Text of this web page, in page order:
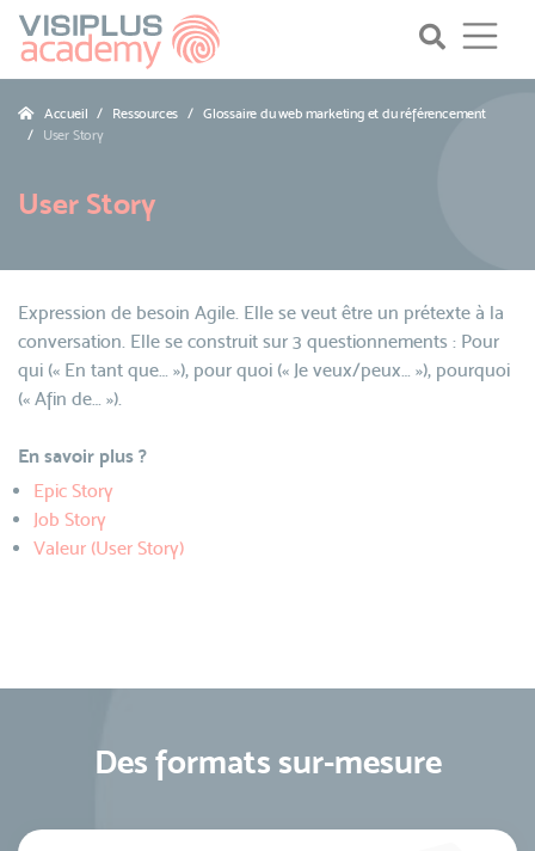
Accueil Ressources
Glossaire du web marketing et du référencement
User Story
User Story
Expression de besoin Agile. Elle se veut être un prétexte à la
conversation. Elle se construit sur 3 questionnements : Pour
qui (« En tant que… »), pour quoi (« Je veux/peux… »), pourquoi
(« Afin de… »).
En savoir plus ?
Epic Story
Job Story
Valeur (User Story)
Des formats sur-mesure